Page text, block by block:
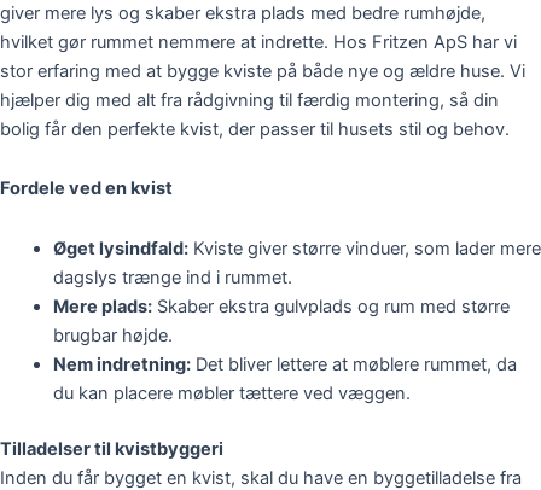
giver mere lys og skaber ekstra plads med bedre rumhøjde,
hvilket gør rummet nemmere at indrette. Hos Fritzen ApS har vi
stor erfaring med at bygge kviste på både nye og ældre huse. Vi
hjælper dig med alt fra rådgivning til færdig montering, så din
bolig får den perfekte kvist, der passer til husets stil og behov.
Fordele ved en kvist
Øget lysindfald:Kviste giver større vinduer, som lader mere
dagslys trænge ind i rummet.
Mere plads:Skaber ekstra gulvplads og rum med større
brugbar højde.
Nem indretning:Det bliver lettere at møblere rummet, da
du kan placere møbler tættere ved væggen.
Tilladelser til kvistbyggeri
Inden du får bygget en kvist, skal du have en byggetilladelse fra